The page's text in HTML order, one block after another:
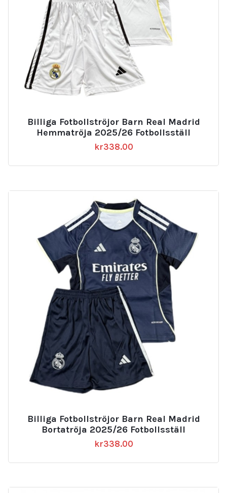
Billiga Fotbollströjor Barn Real Madrid
Hemmatröja 2025/26 Fotbollsställ
kr338.00
Billiga Fotbollströjor Barn Real Madrid
Bortatröja 2025/26 Fotbollsställ
kr338.00